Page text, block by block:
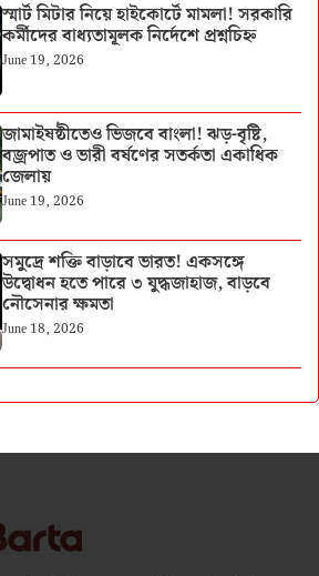
স্মার্ট মিটার নিয়ে হাইকোর্টে মামলা! সরকারি
কর্মীদের বাধ্যতামূলক নির্দেশে প্রশ্নচিহ্ন
June 19, 2026
জামাইষষ্ঠীতেও ভিজবে বাংলা! ঝড়-বৃষ্টি,
বজ্রপাত ও ভারী বর্ষণের সতর্কতা একাধিক
জেলায়
June 19, 2026
সমুদ্রে শক্তি বাড়াবে ভারত! একসঙ্গে
উদ্বোধন হতে পারে ৩ যুদ্ধজাহাজ, বাড়বে
নৌসেনার ক্ষমতা
June 18, 2026